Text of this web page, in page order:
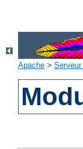
Apache > Serveur